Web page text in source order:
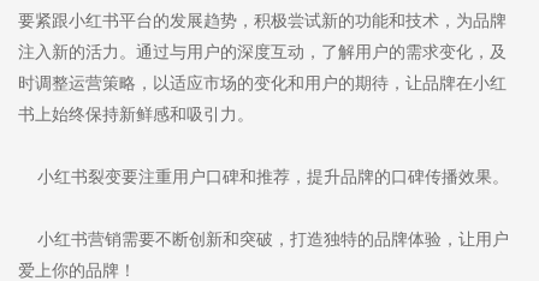
要紧跟小红书平台的发展趋势，积极尝试新的功能和技术，为品牌
注入新的活力。通过与用户的深度互动，了解用户的需求变化，及
时调整运营策略，以适应市场的变化和用户的期待，让品牌在小红
书上始终保持新鲜感和吸引力。
小红书裂变要注重用户口碑和推荐，提升品牌的口碑传播效果。
小红书营销需要不断创新和突破，打造独特的品牌体验，让用户
爱上你的品牌！